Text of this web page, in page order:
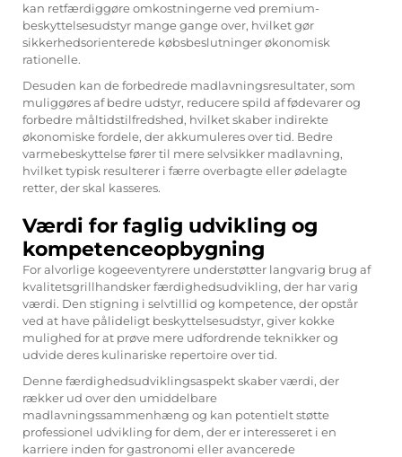
kan retfærdiggøre omkostningerne ved premium-
beskyttelsesudstyr mange gange over, hvilket gør
sikkerhedsorienterede købsbeslutninger økonomisk
rationelle.
Desuden kan de forbedrede madlavningsresultater, som
muliggøres af bedre udstyr, reducere spild af fødevarer og
forbedre måltidstilfredshed, hvilket skaber indirekte
økonomiske fordele, der akkumuleres over tid. Bedre
varmebeskyttelse fører til mere selvsikker madlavning,
hvilket typisk resulterer i færre overbagte eller ødelagte
retter, der skal kasseres.
Værdi for faglig udvikling og
kompetenceopbygning
For alvorlige kogeeventyrere understøtter langvarig brug af
kvalitetsgrillhandsker færdighedsudvikling, der har varig
værdi. Den stigning i selvtillid og kompetence, der opstår
ved at have pålideligt beskyttelsesudstyr, giver kokke
mulighed for at prøve mere udfordrende teknikker og
udvide deres kulinariske repertoire over tid.
Denne færdighedsudviklingsaspekt skaber værdi, der
rækker ud over den umiddelbare
madlavningssammenhæng og kan potentielt støtte
professionel udvikling for dem, der er interesseret i en
karriere inden for gastronomi eller avancerede